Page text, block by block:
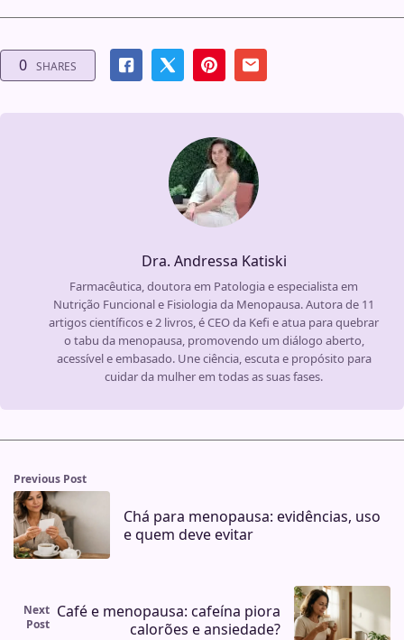
0 SHARES
Dra. Andressa Katiski
Farmacêutica, doutora em Patologia e especialista em
Nutrição Funcional e Fisiologia da Menopausa. Autora de 11
artigos científicos e 2 livros, é CEO da Kefi e atua para quebrar
o tabu da menopausa, promovendo um diálogo aberto,
acessível e embasado. Une ciência, escuta e propósito para
cuidar da mulher em todas as suas fases.
Previous Post
Chá para menopausa: evidências, uso
e quem deve evitar
Next
Post
Café e menopausa: cafeína piora
calorões e ansiedade?